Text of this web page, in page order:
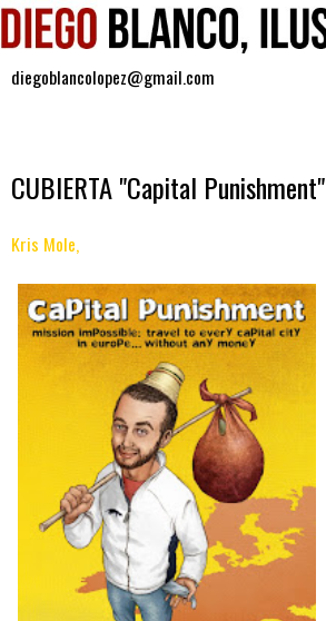
diegoblancolopez@gmail.com
CUBIERTA "Capital Punishment"
Kris Mole,